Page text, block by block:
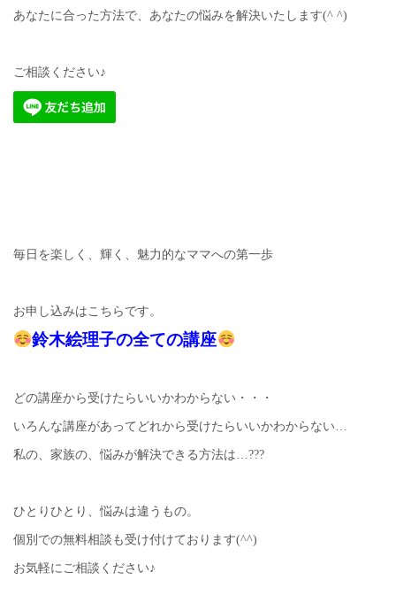
あなたに合った方法で、あなたの悩みを解決いたします(^ ^)
ご相談ください♪
毎日を楽しく、輝く、魅力的なママへの第一歩
お申し込みはこちらです。
鈴木絵理子の全ての講座
どの講座から受けたらいいかわからない・・・
いろんな講座があってどれから受けたらいいかわからない…
私の、家族の、悩みが解決できる方法は…???
ひとりひとり、悩みは違うもの。
個別での無料相談も受け付けております(^^)
お気軽にご相談ください♪